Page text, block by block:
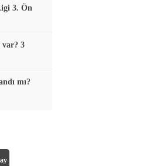
3. Ön
var? 3
mı?